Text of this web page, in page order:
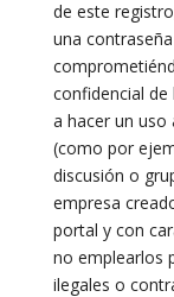
de este
una
confidencial de
a hacer un uso
(como por
discusión o
empresa
portal y con
no emplearlos
ilegales o